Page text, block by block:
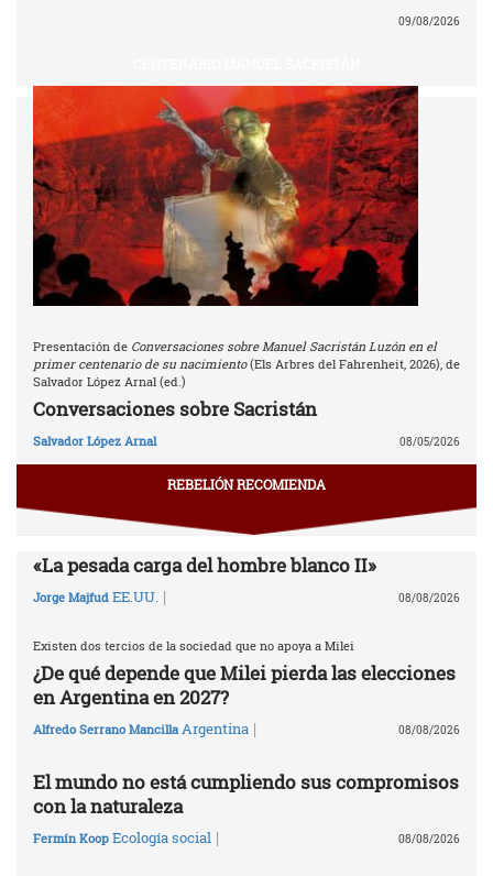
09/08/2026
Presentación de Conversaciones sobre Manuel Sacristán Luzón en el
primer centenario de su nacimiento(Els Arbres del Fahrenheit, 2026), de
Salvador López Arnal (ed.)
Conversaciones sobre Sacristán
Salvador López Arnal 08/05/2026
REBELIÓN RECOMIENDA
«La pesada carga del hombre blanco II»
Jorge Majfud EE.UU. | 08/08/2026
Existen dos tercios de la sociedad que no apoya a Milei
¿De qué depende que Milei pierda las elecciones
en Argentina en 2027?
Alfredo Serrano Mancilla Argentina | 08/08/2026
El mundo no está cumpliendo sus compromisos
con la naturaleza
Fermín Koop Ecología social | 08/08/2026